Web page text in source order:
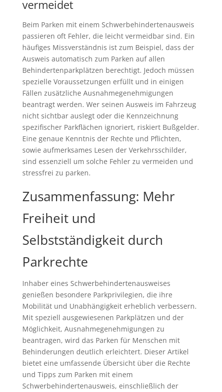
vermeidet
Beim Parken mit einem Schwerbehindertenausweis
passieren oft Fehler, die leicht vermeidbar sind. Ein
häufiges Missverständnis ist zum Beispiel, dass der
Ausweis automatisch zum Parken auf allen
Behindertenparkplätzen berechtigt. Jedoch müssen
spezielle Voraussetzungen erfüllt und in einigen
Fällen zusätzliche Ausnahmegenehmigungen
beantragt werden. Wer seinen Ausweis im Fahrzeug
nicht sichtbar auslegt oder die Kennzeichnung
spezifischer Parkflächen ignoriert, riskiert Bußgelder.
Eine genaue Kenntnis der Rechte und Pflichten,
sowie aufmerksames Lesen der Verkehrsschilder,
sind essenziell um solche Fehler zu vermeiden und
stressfrei zu parken.
Zusammenfassung: Mehr
Freiheit und
Selbstständigkeit durch
Parkrechte
Inhaber eines Schwerbehindertenausweises
genießen besondere Parkprivilegien, die ihre
Mobilität und Unabhängigkeit erheblich verbessern.
Mit speziell ausgewiesenen Parkplätzen und der
Möglichkeit, Ausnahmegenehmigungen zu
beantragen, wird das Parken für Menschen mit
Behinderungen deutlich erleichtert. Dieser Artikel
bietet eine umfassende Übersicht über die Rechte
und Tipps zum Parken mit einem
Schwerbehindertenausweis, einschließlich der